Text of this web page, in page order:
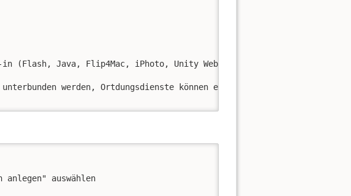
(Flash, Java, Flip4Mac, iPhoto, Unity Webplayer, etc.) geladen
werden, Ortdungsdienste können eingestellt werden; Do
anlegen" auswählen